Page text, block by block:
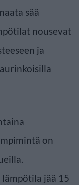
sää
nousevat
ja
on
lämpötila jää 15